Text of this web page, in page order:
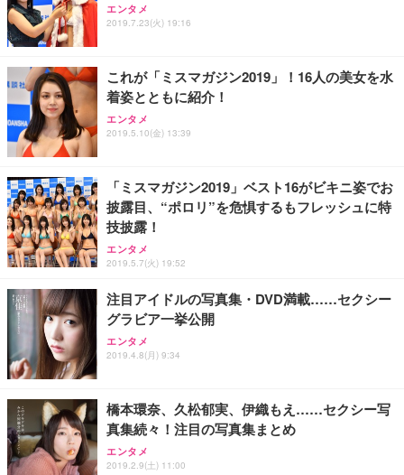
エンタメ
2019.7.23(火) 19:16
これが「ミスマガジン2019」！16人の美女を水
着姿とともに紹介！
エンタメ
2019.5.10(金) 13:39
「ミスマガジン2019」ベスト16がビキニ姿でお
披露目、“ポロリ”を危惧するもフレッシュに特
技披露！
エンタメ
2019.5.7(火) 19:52
注目アイドルの写真集・DVD満載……セクシー
グラビア一挙公開
エンタメ
2019.4.8(月) 9:34
橋本環奈、久松郁実、伊織もえ……セクシー写
真集続々！注目の写真集まとめ
エンタメ
2019.2.9(土) 11:00